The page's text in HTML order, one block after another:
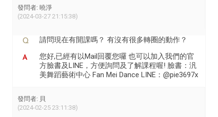
發問者: 曉淨
(2024-03-27 21:15:38)
請問現在有開課嗎？ 有沒有很多轉圈的動作？
您好,已經有以Mail回覆您囉 也可以加入我們的官
方臉書及LINE，方便詢問及了解課程喔! 臉書：汎
美舞蹈藝術中心 Fan Mei Dance LINE：@pie3697x
發問者: 貝
(2024-02-25 23:11:38)